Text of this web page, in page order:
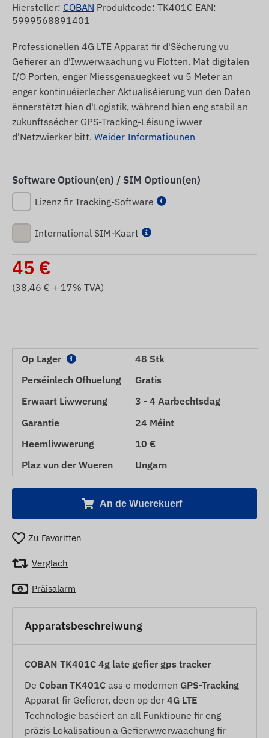
Hiersteller: COBAN Produktcode: TK401C EAN:
5999568891401
Professionellen 4G LTE Apparat fir d'Sëcherung vu
Gefierer an d'Iwwerwaachung vu Flotten. Mat digitalen
I/O Porten, enger Miessgenauegkeet vu 5 Meter an
enger kontinuéierlecher Aktualiséierung vun den Daten
ënnerstëtzt hien d'Logistik, während hien eng stabil an
zukunftssécher GPS-Tracking-Léisung iwwer
d'Netzwierker bitt. Weider Informatiounen
Software Optioun(en) / SIM Optioun(en)
Lizenz fir Tracking-Software
International SIM-Kaart
45 €
(38,46 € + 17% TVA)
Op Lager
48 Stk
Perséinlech Ofhuelung
Gratis
Erwaart Liwwerung
3 - 4 Aarbechtsdag
Garantie
24 Méint
Heemliwwerung
10 €
Plaz vun der Wueren
Ungarn
An de Wuerekuerf
Zu Favoritten
Verglach
Präisalarm
Apparatsbeschreiwung
COBAN TK401C 4g late gefier gps tracker
De Coban TK401C ass e modernen GPS-Tracking
Apparat fir Gefierer, deen op der 4G LTE
Technologie baséiert an all Funktioune fir eng
präzis Lokalisatioun a Gefierwwerwaachung fir